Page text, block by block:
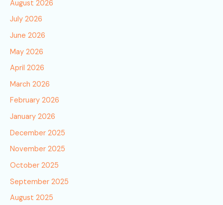
August 2026
July 2026
June 2026
May 2026
April 2026
March 2026
February 2026
January 2026
December 2025
November 2025
October 2025
September 2025
August 2025